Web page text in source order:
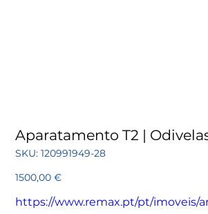
Aparatamento T2 |
SKU: SKU
120991949-
120991949-28
Preço
1500,00 €
https://www.remax.pt/pt/imoveis/